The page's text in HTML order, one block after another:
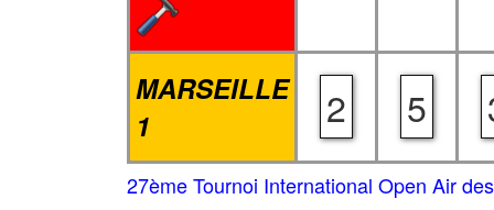
MARSEILLE
1
2 5
27ème Tournoi International Open Air